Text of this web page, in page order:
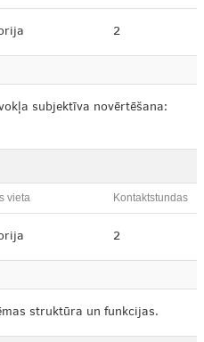
2
subjektīva novērtēšana:
vieta Kontaktstundas
2
struktūra un funkcijas.